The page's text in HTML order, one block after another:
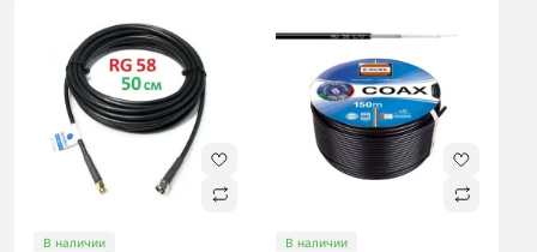
В наличии В наличии